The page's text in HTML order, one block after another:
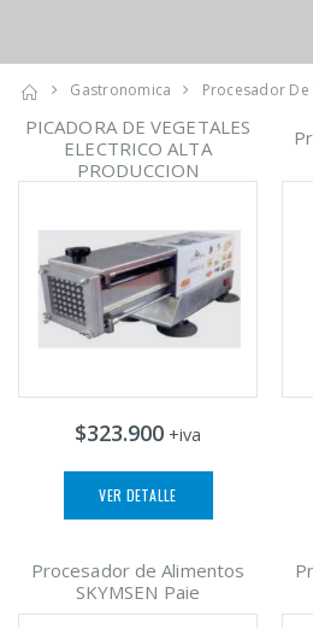
Gastronomica Procesador De
PICADORA DE VEGETALES
ELECTRICO ALTA
PRODUCCION
$323.900 +iva
VER DETALLE
Procesador de Alimentos
SKYMSEN Paie